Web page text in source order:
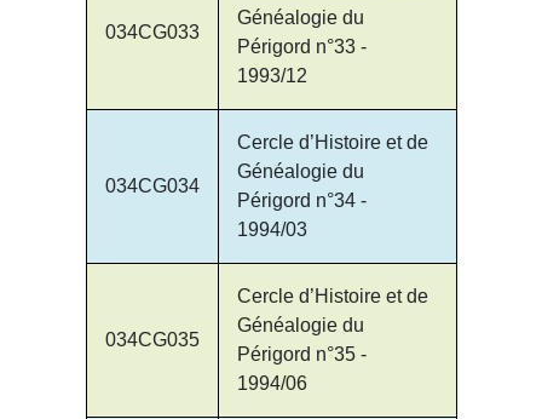
034CG033
Généalogie du
Périgord n°33 -
1993/12
034CG034
Cercle d’Histoire et de
Généalogie du
Périgord n°34 -
1994/03
034CG035
Cercle d’Histoire et de
Généalogie du
Périgord n°35 -
1994/06